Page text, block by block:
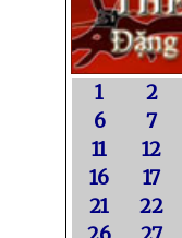
1 2
6
7
11
12
16
17
21
22